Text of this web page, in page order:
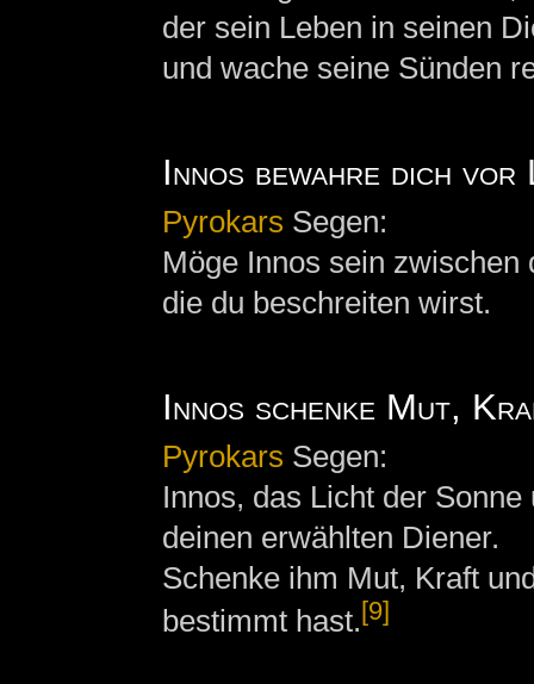
der sein Leben in seinen
und wache seine Sünden
Innos bewahre dich vor
Pyrokars Segen:
Möge Innos sein
die du beschreiten wirst.
Innos schenke Mut,
Pyrokars Segen:
Innos, das Licht der
deinen erwählten Diener.
Schenke ihm Mut, Kraft
bestimmt hast.[9]